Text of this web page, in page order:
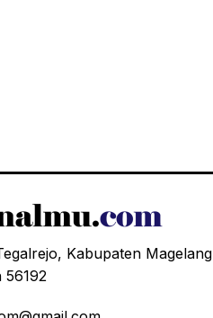
Kabupaten Magelang
56192